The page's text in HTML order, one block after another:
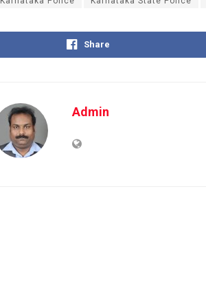
Share
Admin